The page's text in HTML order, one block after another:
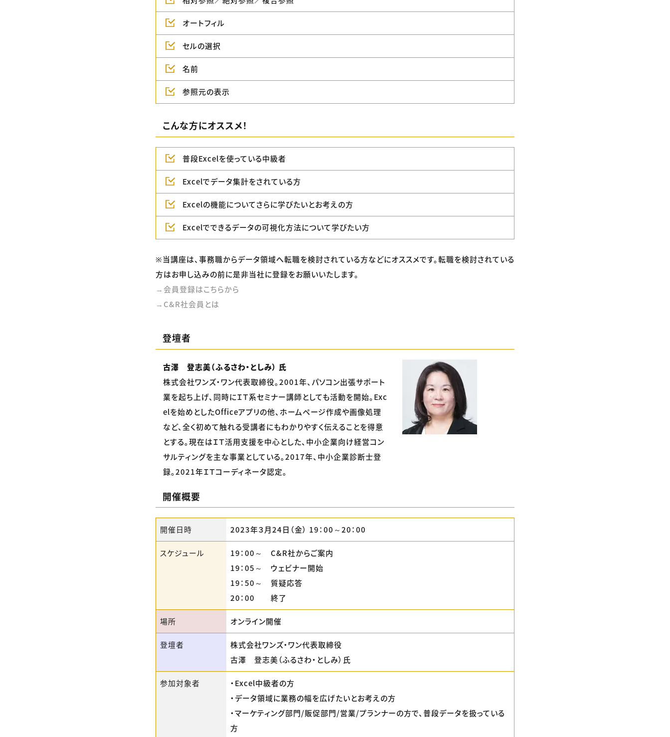
オートフィル
セルの選択
名前
参照元の表示
こんな方にオススメ！
普段Excelを使っている中級者
Excelでデータ集計をされている方
Excelの機能についてさらに学びたいとお考えの方
Excelでできるデータの可視化方法について学びたい方
※当講座は、事務職からデータ領域へ転職を検討されている方などにオススメです。転職を検討されている
方はお申し込みの前に是非当社に登録をお願いいたします。
→会員登録はこちらから
→C&R社会員とは
登壇者
古澤 登志美（ふるさわ・としみ） 氏
株式会社ワンズ・ワン代表取締役。2001年、パソコン出張サポート
業を起ち上げ、同時にＩＴ系セミナー講師としても活動を開始。Exc
elを始めとしたOfficeアプリの他、ホームページ作成や画像処理
など、全く初めて触れる受講者にもわかりやすく伝えることを得意
とする。現在はＩＴ活用支援を中心とした、中小企業向け経営コン
サルティングを主な事業としている。2017年、中小企業診断士登
録。2021年ＩＴコーディネータ認定。
開催概要
開催日時 2023年３月24日（金） 19：00～20：00
スケジュール
19：00～ C&R社からご案内
19：05～ ウェビナー開始
19：50～ 質疑応答
20：00 終了
場所 オンライン開催
登壇者
株式会社ワンズ・ワン代表取締役
古澤 登志美（ふるさわ・としみ）氏
参加対象者
・Excel中級者の方
・データ領域に業務の幅を広げたいとお考えの方
・マーケティング部門/販促部門/営業/プランナーの方で、普段データを扱っている
方